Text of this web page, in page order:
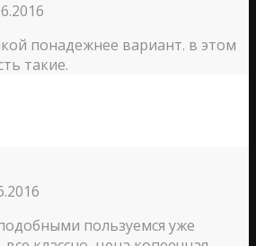
понадежнее вариант. в этом
такие.
пользуемся уже